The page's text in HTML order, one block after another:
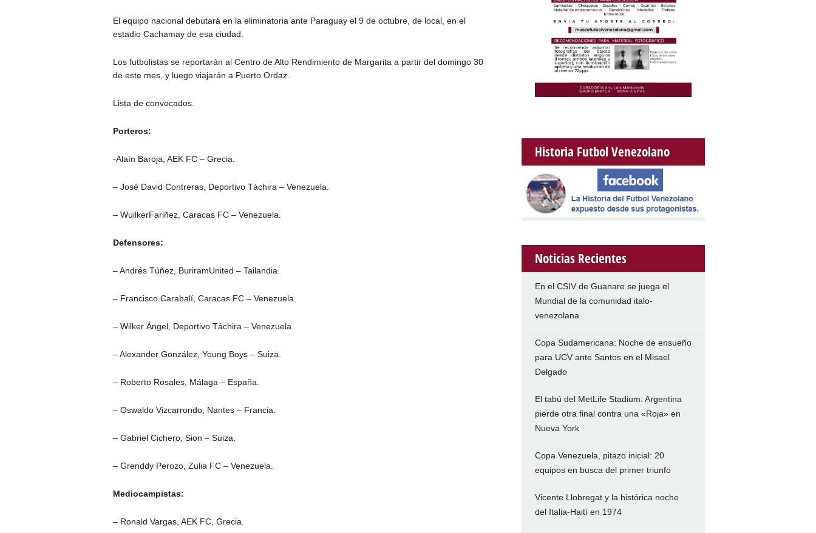
El equipo nacional debutará en la eliminatoria ante Paraguay el 9 de octubre, de local, en el
estadio Cachamay de esa ciudad.
Los futbolistas se reportarán al Centro de Alto Rendimiento de Margarita a partir del domingo 30
de este mes, y luego viajarán a Puerto Ordaz.
Lista de convocados.
Porteros:
-Alaín Baroja, AEK FC – Grecia.
– José David Contreras, Deportivo Táchira – Venezuela.
– WuilkerFariñez, Caracas FC – Venezuela.
Defensores:
– Andrés Túñez, BuriramUnited – Tailandia.
– Francisco Carabalí, Caracas FC – Venezuela.
– Wilker Ángel, Deportivo Táchira – Venezuela.
– Alexander González, Young Boys – Suiza.
– Roberto Rosales, Málaga – España.
– Oswaldo Vizcarrondo, Nantes – Francia.
– Gabriel Cichero, Sion – Suiza.
– Grenddy Perozo, Zulia FC – Venezuela.
Mediocampistas:
– Ronald Vargas, AEK FC, Grecia.
Historia Futbol Venezolano
Noticias Recientes
En el CSIV de Guanare se juega el
Mundial de la comunidad italo-
venezolana
Copa Sudamericana: Noche de ensueño
para UCV ante Santos en el Misael
Delgado
El tabú del MetLife Stadium: Argentina
pierde otra final contra una «Roja» en
Nueva York
Copa Venezuela, pitazo inicial: 20
equipos en busca del primer triunfo
Vicente Llobregat y la histórica noche
del Italia-Haití en 1974